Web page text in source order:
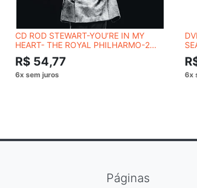
CD ROD STEWART-YOU’RE IN MY
HEART- THE ROYAL PHILHARMO-2
CDS
R$ 54,77
Páginas